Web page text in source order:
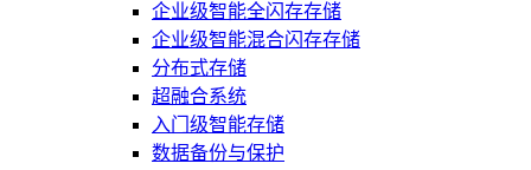
企业级智能全闪存存储
企业级智能混合闪存存储
分布式存储
超融合系统
入门级智能存储
数据备份与保护